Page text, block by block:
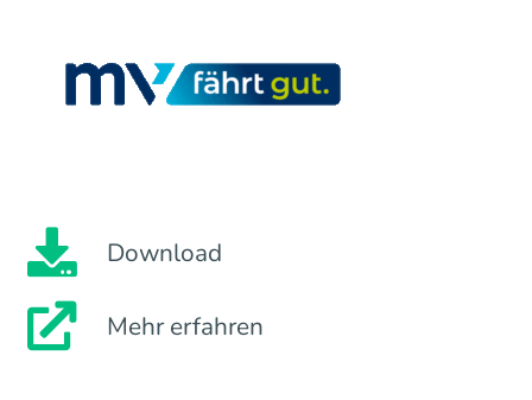
Download
Mehr erfahren